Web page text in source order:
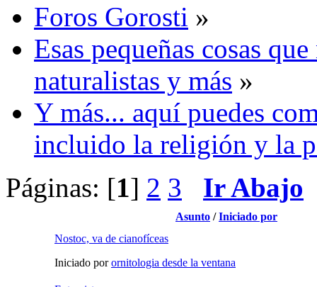
Foros Gorosti »
Esas pequeñas cosas
naturalistas y más »
Y más... aquí puedes
incluido la religión y la
Páginas: [1] 2 3 Ir Abajo
Asunto /Iniciado por
Nostoc, va de cianofíceas
Iniciado porornitologia desde la ventana